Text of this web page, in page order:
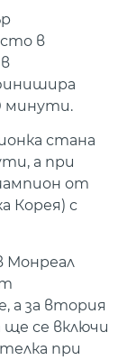
в
минути.
стана
а при
от
Корея) с
Монреал
а за втория
се включи
при